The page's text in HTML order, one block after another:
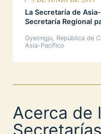
La Secretaría de
Secretaría Regional
Gyeongju, República de
Asia-Pacífico
Acerca de
Secretarías